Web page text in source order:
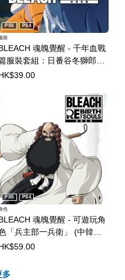
魂魄覺醒 - 千年血戰
服裝套組：日番谷冬獅郎＆
楓院夜一 (中韓文版)
PS5 PS4
裝
魂魄覺醒 - 可遊玩角
「兵主部一兵衛」 (中韓文
)
PS5 PS4
色
多